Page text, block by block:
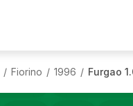
/ Fiorino / 1996 / Furgao